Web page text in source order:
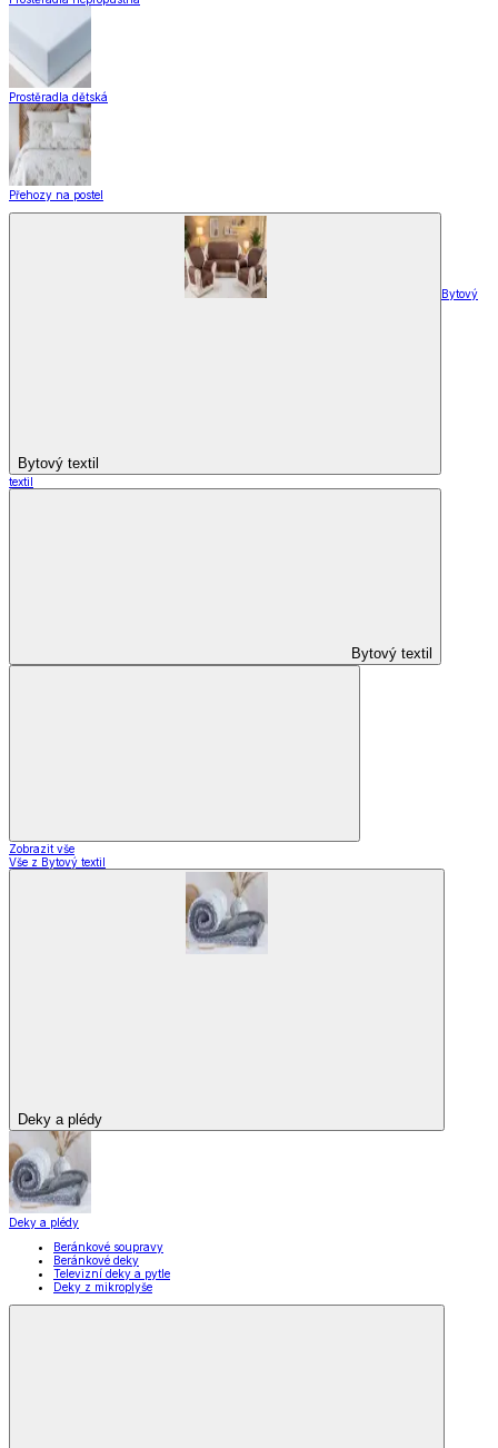
Prostěradla dětská
Přehozy na postel
Bytový textil
Bytový
textil
Bytový textil
Zobrazit vše
Vše z Bytový textil
Deky a plédy
Deky a plédy
Beránkové soupravy
Beránkové deky
Televizní deky a pytle
Deky z mikroplyše